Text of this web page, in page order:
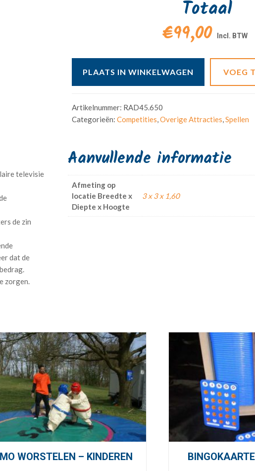
Totaal
€99,00
PLAATS IN WINKELWAGEN VOEG
Artikelnummer: RAD45.650
Categorieën: Competities,Overige Attracties,Spellen
televisie
de zin
dat de
Aanvullende informatie
Afmeting op
locatie Breedte x
Diepte x Hoogte
3 x 3 x 1,60
WORSTELEN – KINDEREN